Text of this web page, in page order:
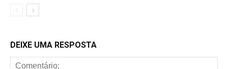
DEIXE UMA RESPOSTA